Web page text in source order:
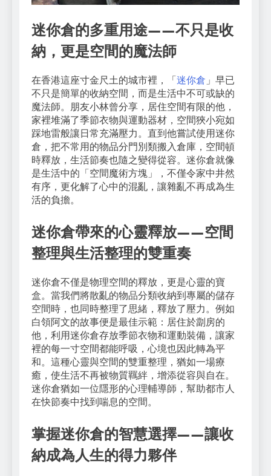
迷你倉的多重用途——不只是收
納，更是空間的魔法師
在香港這座寸金尺土的城市裡，「迷你倉 」早已
不只是簡單的收納空間，而是生活中不可或缺的
魔法師。朋友小林曾分享，居住空間有限的他，
家裡堆滿了季節衣物與運動器材，空間狹小宛如
踩地雷般讓日常充滿壓力。直到他嘗試使用迷你
倉，把不常用的物品分門別類搬入倉庫，空間頓
時釋放，生活節奏也隨之變得從容。迷你倉就像
是生活中的「空間魔術方塊」，不僅令家中井然
有序，更化解了心中的混亂，讓雜亂不再成為生
活的負擔。
迷你倉帶來的心靈釋放——空間
整理與生活整理的雙重奏
迷你倉不僅是物理空間的釋放，更是心靈的寶
盒。當我們將散亂的物品分類收納到專屬的儲存
空間時，也同時整理了思緒，釋放了壓力。例如
白領阿文的故事便是最佳示範：居住於劏房的
他，利用迷你倉存放季節衣物和運動裝備，讓家
裡的每一寸空間都能呼吸，心境也因此轉為平
和。這種心靈與空間的雙重整理，猶如一場療
癒，使生活不再被物質羈絆，增添從容與自在。
迷你倉猶如一位隱形的心理輔導師，幫助都市人
在快節奏中找到喘息的空間。
掌握迷你倉的智慧選擇——讓收
納成為人生的得力夥伴